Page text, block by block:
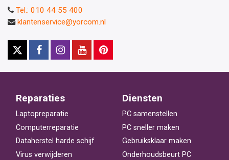
Tel.: 010 44 55 400
klantenservice@yorcom.nl
Reparaties
Laptopreparatie
Computerreparatie
Dataherstel harde schijf
Virus verwijderen
Diensten
PC samenstellen
PC sneller maken
Gebruiksklaar maken
Onderhoudsbeurt PC